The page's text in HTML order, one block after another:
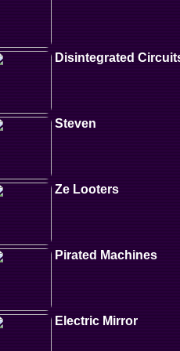
Disintegrated
Steven
Ze Looters
Pirated Machines
Electric Mirror